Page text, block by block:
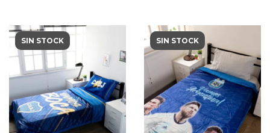
SIN STOCK SIN STOCK